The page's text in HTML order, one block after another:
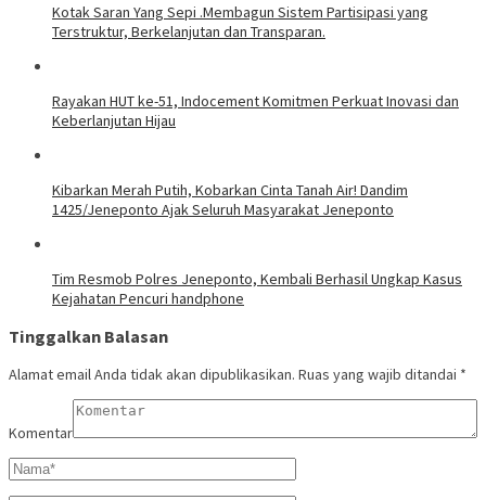
Kotak Saran Yang Sepi .Membagun Sistem Partisipasi yang
Terstruktur, Berkelanjutan dan Transparan.
Rayakan HUT ke-51, Indocement Komitmen Perkuat Inovasi dan
Keberlanjutan Hijau
Kibarkan Merah Putih, Kobarkan Cinta Tanah Air! Dandim
1425/Jeneponto Ajak Seluruh Masyarakat Jeneponto
Tim Resmob Polres Jeneponto, Kembali Berhasil Ungkap Kasus
Kejahatan Pencuri handphone
Tinggalkan Balasan
Alamat email Anda tidak akan dipublikasikan. Ruas yang wajib ditandai *
Komentar